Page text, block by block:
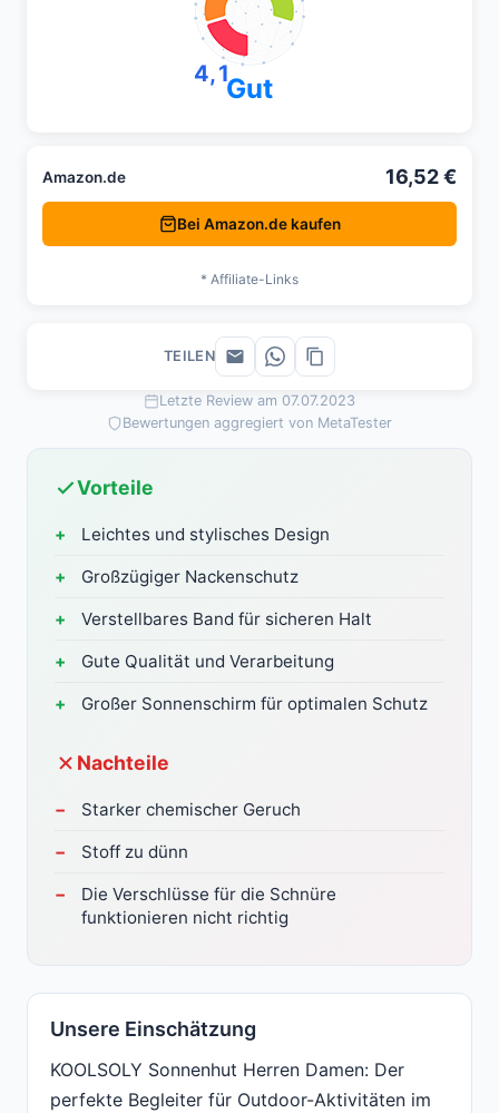
Letzte Review am 07.07.2023
Bewertungen aggregiert von MetaTester
Vorteile
Leichtes und stylisches Design
Großzügiger Nackenschutz
Verstellbares Band für sicheren Halt
Gute Qualität und Verarbeitung
Großer Sonnenschirm für optimalen Schutz
Nachteile
Starker chemischer Geruch
Stoff zu dünn
Die Verschlüsse für die Schnüre
funktionieren nicht richtig
Unsere Einschätzung
KOOLSOLY Sonnenhut Herren Damen: Der
perfekte Begleiter für Outdoor-Aktivitäten im
4,1Gut
Amazon.de 16,52 €
Bei Amazon.de kaufen
* Affiliate-Links
TEILEN